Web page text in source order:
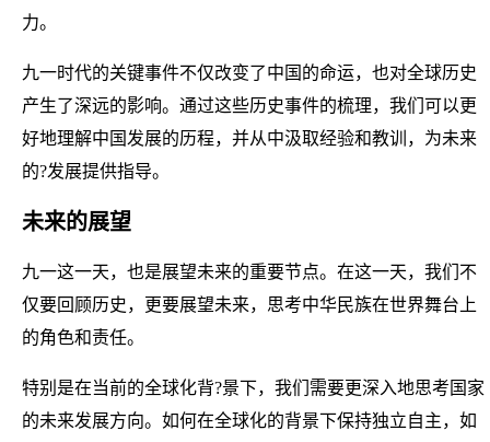
力。
九一时代的关键事件不仅改变了中国的命运，也对全球历史
产生了深远的影响。通过这些历史事件的梳理，我们可以更
好地理解中国发展的历程，并从中汲取经验和教训，为未来
的?发展提供指导。
未来的展望
九一这一天，也是展望未来的重要节点。在这一天，我们不
仅要回顾历史，更要展望未来，思考中华民族在世界舞台上
的角色和责任。
特别是在当前的全球化背?景下，我们需要更深入地思考国家
的未来发展方向。如何在全球化的背景下保持独立自主，如